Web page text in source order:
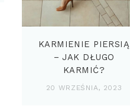
KARMIENIE PIERSIĄ
– JAK DŁUGO
KARMIĆ?
20 WRZEŚNIA, 2023